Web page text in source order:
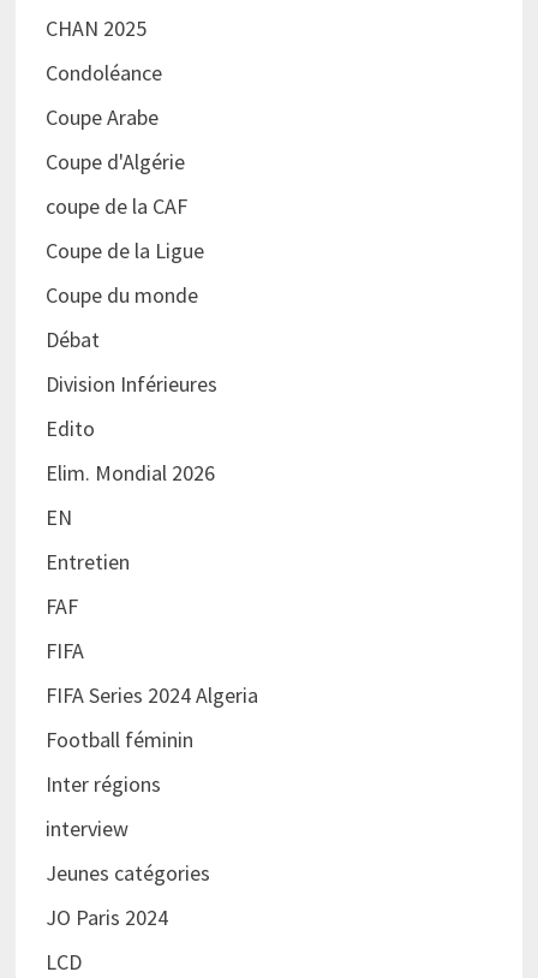
CHAN 2025
Condoléance
Coupe Arabe
Coupe d'Algérie
coupe de la CAF
Coupe de la Ligue
Coupe du monde
Débat
Division Inférieures
Edito
Elim. Mondial 2026
EN
Entretien
FAF
FIFA
FIFA Series 2024 Algeria
Football féminin
Inter régions
interview
Jeunes catégories
JO Paris 2024
LCD